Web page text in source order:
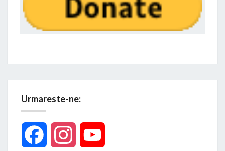
Urmareste-ne:
Facebook Instagram